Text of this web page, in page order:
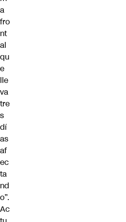
a
fro
nt
al
qu
e
lle
va
tre
s
dí
as
af
ec
ta
nd
o”.
Ac